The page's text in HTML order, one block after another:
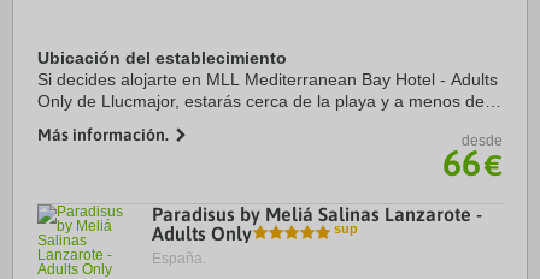
Ubicación del establecimiento
Si decides alojarte en MLL Mediterranean Bay Hotel - Adults
Only de Llucmajor, estarás cerca de la playa y a menos de
Además, este hotel se encuentra a ...
Más información. desde
66€
Paradisus by Meliá Salinas Lanzarote -
Adults Only
España.